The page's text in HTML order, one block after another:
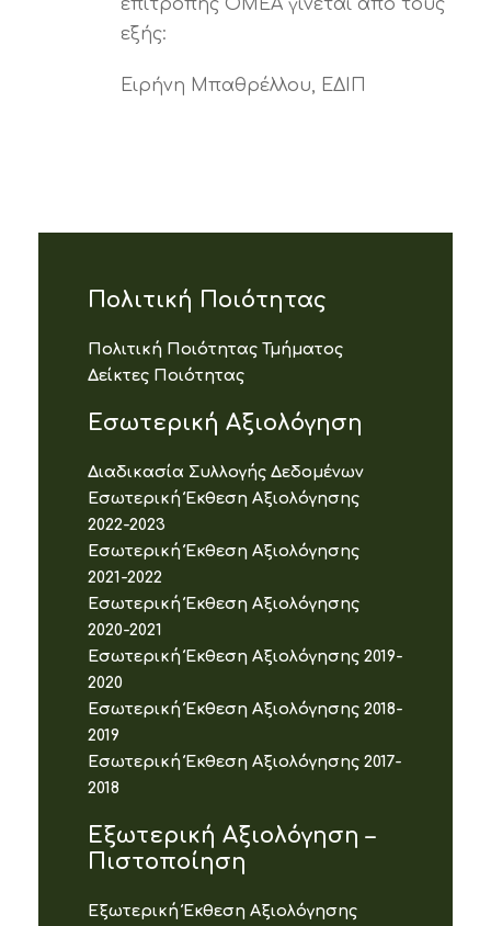
εξής:
Ειρήνη Μπαθρέλλου, ΕΔΙΠ
Πολιτική Ποιότητας
Πολιτική Ποιότητας Τμήματος
Δείκτες Ποιότητας
Εσωτερική Αξιολόγηση
Διαδικασία Συλλογής Δεδομένων
Εσωτερική Έκθεση Αξιολόγησης
2022-2023
Εσωτερική Έκθεση Αξιολόγησης
2021-2022
Εσωτερική Έκθεση Αξιολόγησης
2020-2021
Εσωτερική Έκθεση Αξιολόγησης 2019-
2020
Εσωτερική Έκθεση Αξιολόγησης 2018-
2019
Εσωτερική Έκθεση Αξιολόγησης 2017-
2018
Εξωτερική Αξιολόγηση –
Πιστοποίηση
Εξωτερική Έκθεση Αξιολόγησης